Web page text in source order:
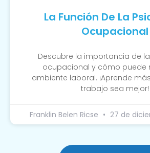
La Función De La
Ocupacional
Descubre la importancia de
ocupacional y cómo puede
ambiente laboral. ¡Aprende
trabajo sea mejor!
Franklin Belen Ricse 27 de